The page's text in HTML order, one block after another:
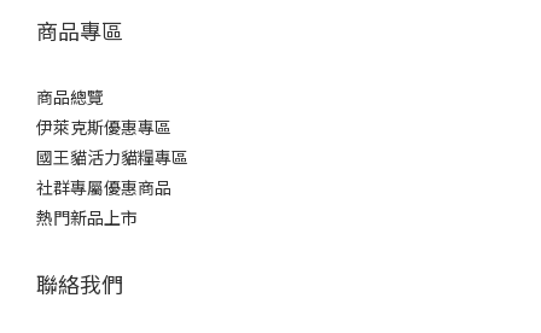
商品專區
商品總覽
伊萊克斯優惠專區
國王貓活力貓糧專區
社群專屬優惠商品
熱門新品上市
聯絡我們